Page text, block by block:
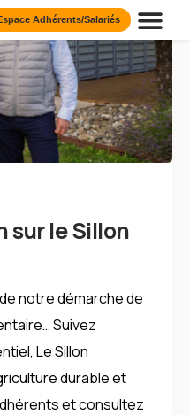
Adhérents/Salariés
sur le Sillon
notre démarche de
Suivez
Le Sillon
durable et
et consultez